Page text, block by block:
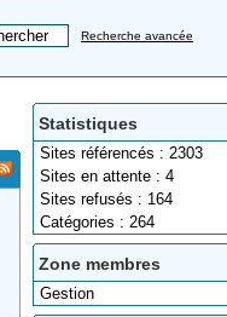
Recherche avancée
Statistiques
Sites référencés : 2303
Sites en attente : 4
Sites refusés : 164
Catégories : 264
Zone membres
Gestion